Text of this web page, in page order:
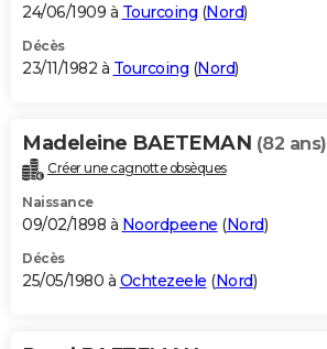
24/06/1909 à Tourcoing (Nord)
Décès
23/11/1982 à Tourcoing (Nord)
Madeleine BAETEMAN (82 ans)
Créer une cagnotte obsèques
Naissance
09/02/1898 à Noordpeene (Nord)
Décès
25/05/1980 à Ochtezeele (Nord)